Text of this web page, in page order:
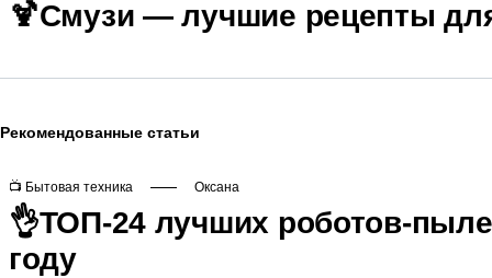
🍹Смузи — лучшие рецепты
Рекомендованные статьи
📺 Бытовая техника Оксана
👌ТОП-24 лучших роботов-
году